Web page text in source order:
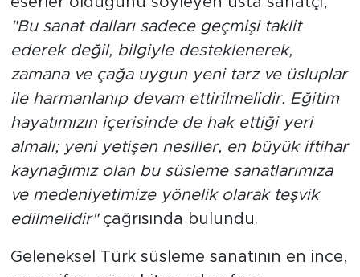
"Bu sanat dalları sadece geçmişi taklit
ederek değil, bilgiyle desteklenerek,
zamana ve çağa uygun yeni tarz ve üsluplar
ile harmanlanıp devam ettirilmelidir. Eğitim
hayatımızın içerisinde de hak ettiği yeri
almalı; yeni yetişen nesiller, en büyük iftihar
kaynağımız olan bu süsleme sanatlarımıza
ve medeniyetimize yönelik olarak teşvik
edilmelidir"çağrısında bulundu.
Geleneksel Türk süsleme sanatının en ince,